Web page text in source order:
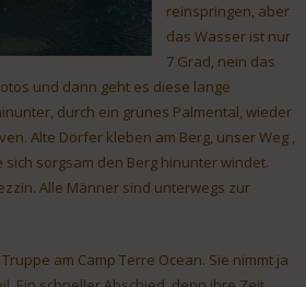
reinspringen, aber
das Wasser ist nur
7 Grad, nein das
und dann geht es diese lange
durch ein grünes Palmental, wieder
Alte Dörfer kleben am Berg, unser Weg ,
sorgsam den Berg hinunter windet.
Alle Männer sind unterwegs zur
am Camp Terre Ocean. Sie nimmt ja